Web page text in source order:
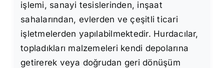
işlemi, sanayi tesislerinden, inşaat
sahalarından, evlerden ve çeşitli ticari
işletmelerden yapılabilmektedir. Hurdacılar,
topladıkları malzemeleri kendi depolarına
getirerek veya doğrudan geri dönüşüm